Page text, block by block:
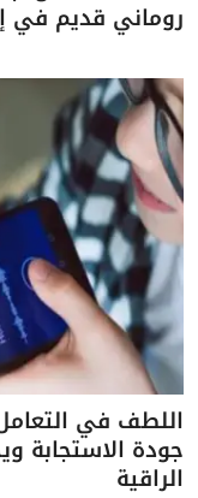
روماني قديم في
اللطف في
جودة الاستجابة
الراقية